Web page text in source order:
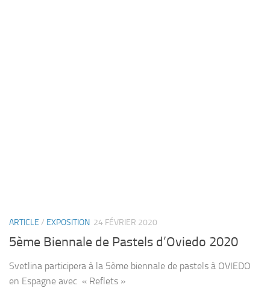
ARTICLE / EXPOSITION 24 FÉVRIER 2020
5ème Biennale de Pastels d’Oviedo 2020
Svetlina participera à la 5ème biennale de pastels à OVIEDO
en Espagne avec « Reflets »